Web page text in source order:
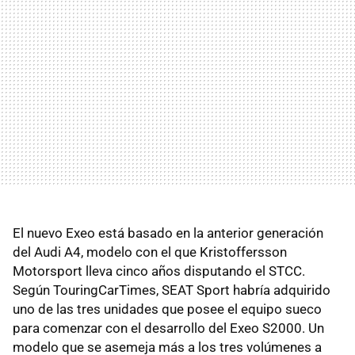
El nuevo Exeo está basado en la anterior generación
del Audi A4, modelo con el que Kristoffersson
Motorsport lleva cinco años disputando el STCC.
Según TouringCarTimes, SEAT Sport habría adquirido
uno de las tres unidades que posee el equipo sueco
para comenzar con el desarrollo del Exeo S2000. Un
modelo que se asemeja más a los tres volúmenes a